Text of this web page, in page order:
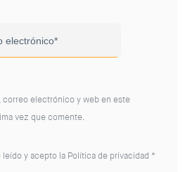
correo electrónico y web en este
vez que comente.
leído y acepto la Política de privacidad *